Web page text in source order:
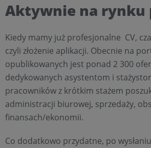
Aktywnie na rynku
Kiedy mamy już profesjonalne CV,
czyli złożenie aplikacji. Obecnie na
opublikowanych jest ponad 2 300
dedykowanych asystentom i
pracowników z krótkim stażem
administracji biurowej, sprzedaży,
finansach/ekonomii.
Co dodatkowo przydatne, po